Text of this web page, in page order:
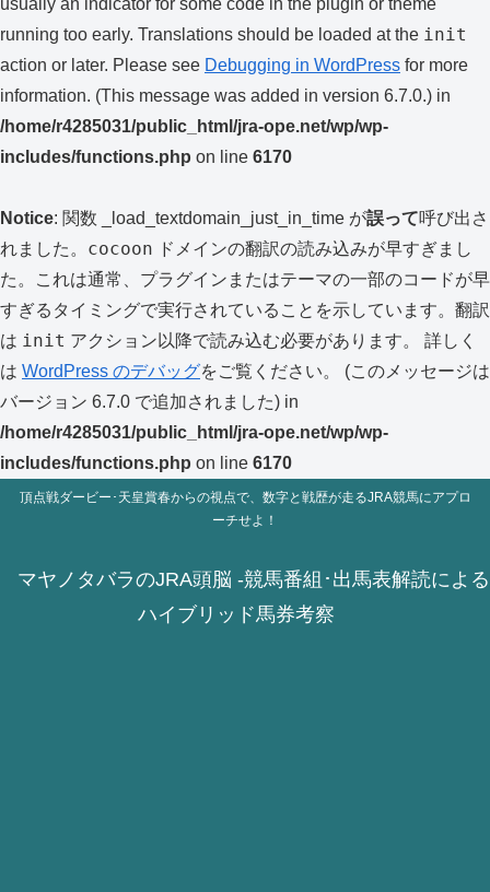
usually an indicator for some code in the plugin or theme
running too early. Translations should be loaded at the init
action or later. Please see Debugging in WordPress for more
information. (This message was added in version 6.7.0.) in
/home/r4285031/public_html/jra-ope.net/wp/wp-
includes/functions.php on line 6170
Notice: 関数 _load_textdomain_just_in_time が誤って呼び出さ
れました。 cocoon ドメインの翻訳の読み込みが早すぎまし
た。これは通常、プラグインまたはテーマの一部のコードが早
すぎるタイミングで実行されていることを示しています。翻訳
は init アクション以降で読み込む必要があります。 詳しく
は WordPress のデバッグをご覧ください。 (このメッセージは
バージョン 6.7.0 で追加されました) in
/home/r4285031/public_html/jra-ope.net/wp/wp-
includes/functions.php on line 6170
頂点戦ダービー･天皇賞春からの視点で、数字と戦歴が走るJRA競馬にアプロ
ーチせよ！
マヤノタバラのJRA頭脳 -競馬番組･出馬表解読による
ハイブリッド馬券考察